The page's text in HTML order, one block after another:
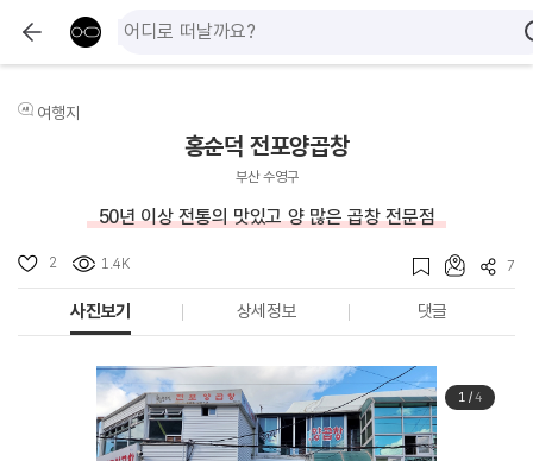
여행지
홍순덕 전포양곱창
부산 수영구
50년 이상 전통의 맛있고 양 많은 곱창 전문점
2 1.4K 7
사진보기 상세정보 댓글
1/4